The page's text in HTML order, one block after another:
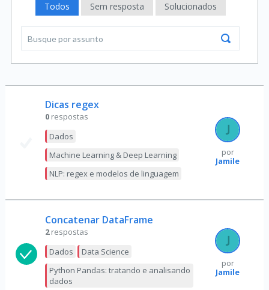
Todos Sem resposta Solucionados
Dicas regex
0 respostas
Dados
Machine Learning & Deep Learning
NLP: regex e modelos de linguagem
por
Jamile
Concatenar DataFrame
2 respostas
Dados
Data Science
Python Pandas: tratando e analisando
dados
por
Jamile